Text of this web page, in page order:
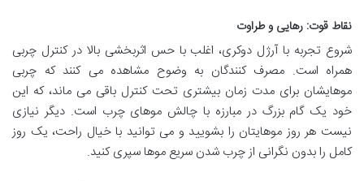
نقاط قوت: رهایی و طراوت
شروع تجربه با آرژل دوکری، اغلب با حس اثربخشی بالا در کنترل چربی
همراه است. مصرف کنندگان به وضوح مشاهده می کنند که چربی
موهایشان برای مدت زمان بیشتری تحت کنترل باقی می ماند، که این
خود یک گام بزرگ در مبارزه با چالش موهای چرب است. دیگر نیازی
نیست هر روز موهایتان را بشویید و می توانید با خیال راحت، یک روز
کامل را بدون نگرانی از چرب شدن سریع موها سپری کنید.